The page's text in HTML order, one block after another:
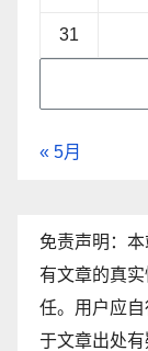
31
« 5月
免责声明：
有文章的真
任。用户应
于文章出处